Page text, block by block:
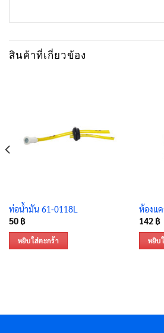
สินค้าที่เกี่ยวข้อง
ท่อน้ำมัน 61-0118L
50 ฿
หยิบใส่ตะกร้า
ห้องแค
142 ฿
หยิบ